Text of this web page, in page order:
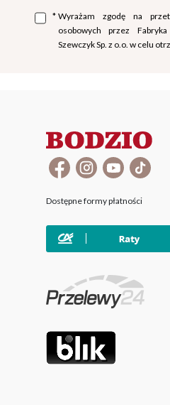
* Wyrażam zgodę na
osobowych przez
Szewczyk Sp. z o.o. w celu
Dostępne formy płatności